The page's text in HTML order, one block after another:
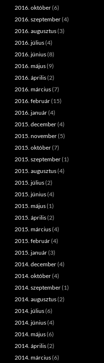
2016. október(6)
2016. szeptember(4)
2016. augusztus(3)
2016. július(4)
2016. június(8)
2016. május(9)
2016. április(2)
2016. március(7)
2016. február(15)
2016. január(4)
2015. december(4)
2015. november(5)
2015. október(7)
2015. szeptember(1)
2015. augusztus(4)
2015. július(2)
2015. június(4)
2015. május(1)
2015. április(2)
2015. március(4)
2015. február(4)
2015. január(3)
2014. december(4)
2014. október(4)
2014. szeptember(1)
2014. augusztus(2)
2014. július(6)
2014. június(4)
2014. május(6)
2014. április(2)
2014. március(6)